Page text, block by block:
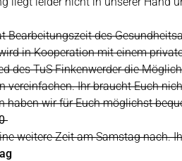
Bearbeitungszeit des
in Kooperation mit einem
des TuS Finkenwerder die
vereinfachen. Ihr braucht Euch
haben wir für Euch möglichst
weitere Zeit am Samstag nach.